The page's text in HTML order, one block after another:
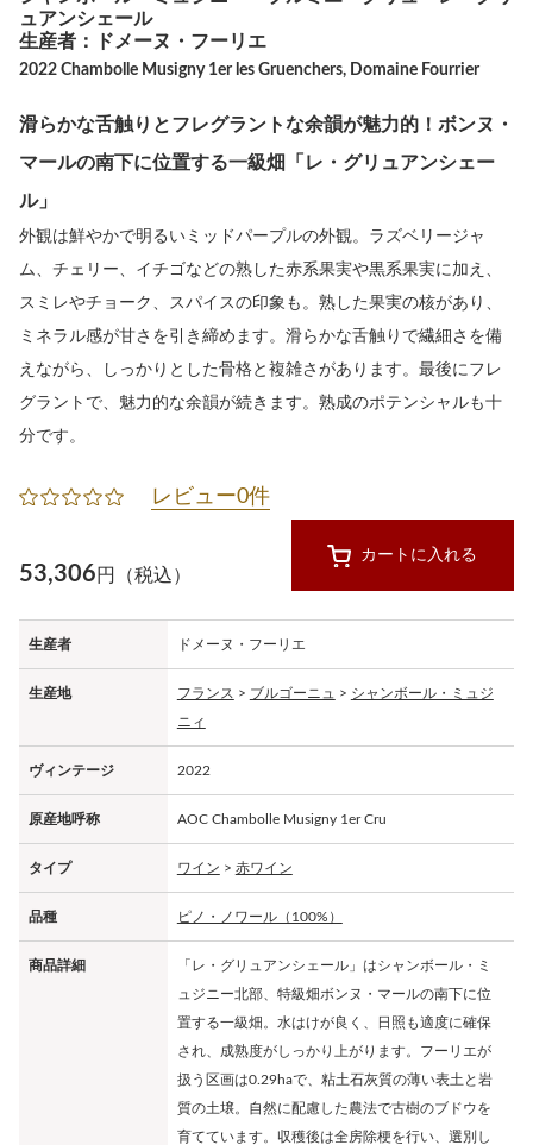
ュアンシェール
生産者：ドメーヌ・フーリエ
2022 Chambolle Musigny 1er les Gruenchers, Domaine Fourrier
滑らかな舌触りとフレグラントな余韻が魅力的！ボンヌ・
マールの南下に位置する一級畑「レ・グリュアンシェー
ル」
外観は鮮やかで明るいミッドパープルの外観。ラズベリージャ
ム、チェリー、イチゴなどの熟した赤系果実や黒系果実に加え、
スミレやチョーク、スパイスの印象も。熟した果実の核があり、
ミネラル感が甘さを引き締めます。滑らかな舌触りで繊細さを備
えながら、しっかりとした骨格と複雑さがあります。最後にフレ
グラントで、魅力的な余韻が続きます。熟成のポテンシャルも十
分です。
レビュー0件
53,306円（税込）
カートに入れる
生産者 ドメーヌ・フーリエ
生産地 フランス > ブルゴーニュ > シャンボール・ミュジ
ニィ
ヴィンテージ 2022
原産地呼称 AOC Chambolle Musigny 1er Cru
タイプ ワイン > 赤ワイン
品種 ピノ・ノワール（100%）
商品詳細
「レ・グリュアンシェール」はシャンボール・ミ
ュジニー北部、特級畑ボンヌ・マールの南下に位
置する一級畑。水はけが良く、日照も適度に確保
され、成熟度がしっかり上がります。フーリエが
扱う区画は0.29haで、粘土石灰質の薄い表土と岩
質の土壌。自然に配慮した農法で古樹のブドウを
育てています。収穫後は全房除梗を行い、選別し